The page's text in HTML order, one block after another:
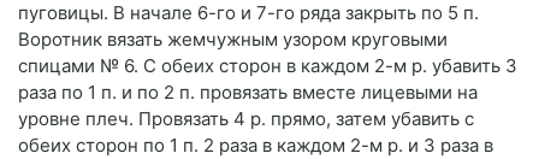
пуговицы. В начале 6-го и 7-го ряда закрыть по 5 п.
Воротник вязать жемчужным узором круговыми
спицами № 6. С обеих сторон в каждом 2-м р. убавить 3
раза по 1 п. и по 2 п. провязать вместе лицевыми на
уровне плеч. Провязать 4 р. прямо, затем убавить с
обеих сторон по 1 п. 2 раза в каждом 2-м р. и 3 раза в